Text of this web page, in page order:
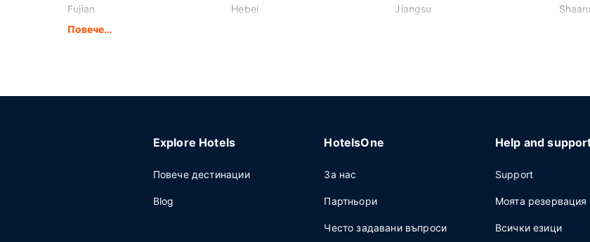
Fujian
Gansu
Hebei
Jiangsu
Повече…
Explore Hotels
Повече дестинации
Blog
HotelsOne
За нас
Партньори
Често задавани въпроси
Help and
Support
Моята резервация
Всички езици